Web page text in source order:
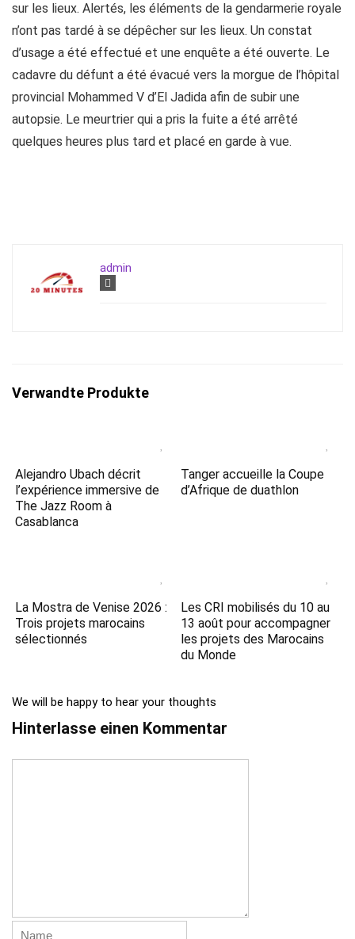
sur les lieux. Alertés, les éléments de la gendarmerie royale
n’ont pas tardé à se dépêcher sur les lieux. Un constat
d’usage a été effectué et une enquête a été ouverte. Le
cadavre du défunt a été évacué vers la morgue de l’hôpital
provincial Mohammed V d’El Jadida afin de subir une
autopsie. Le meurtrier qui a pris la fuite a été arrêté
quelques heures plus tard et placé en garde à vue.
admin
Verwandte Produkte
Alejandro Ubach décrit
l’expérience immersive de
The Jazz Room à
Casablanca
Tanger accueille la Coupe
d’Afrique de duathlon
La Mostra de Venise 2026 :
Trois projets marocains
sélectionnés
Les CRI mobilisés du 10 au
13 août pour accompagner
les projets des Marocains
du Monde
We will be happy to hear your thoughts
Hinterlasse einen Kommentar